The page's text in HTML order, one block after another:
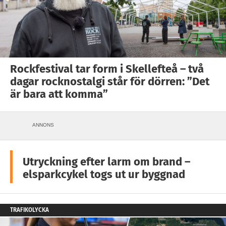
Rockfestival tar form i Skellefteå – två
dagar rocknostalgi står för dörren: ”Det
är bara att komma”
ANNONS
Utryckning efter larm om brand –
elsparkcykel togs ut ur byggnad
TRAFIKOLYCKA